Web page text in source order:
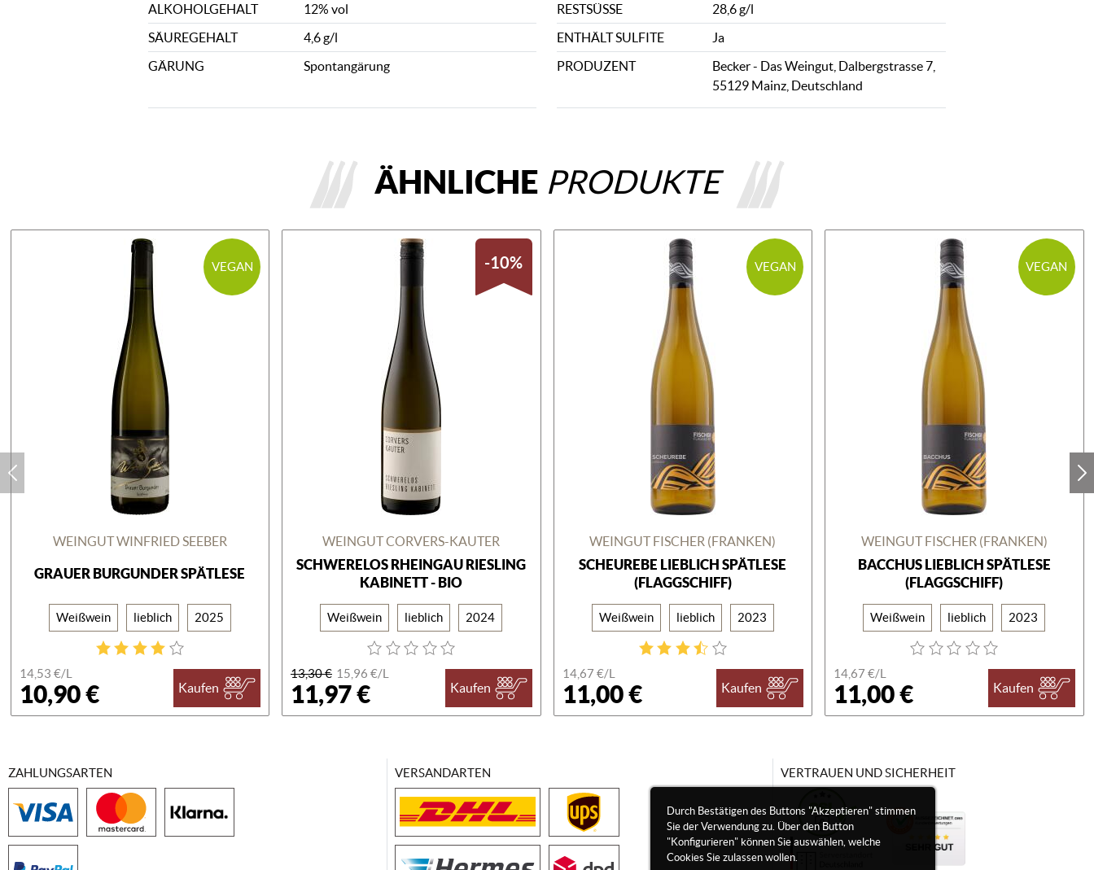
ALKOHOLGEHALT
12% vol RESTSÜSSE
28,6 g/l
SÄUREGEHALT
4,6 g/l ENTHÄLT SULFITE
Ja
GÄRUNG
Spontangärung PRODUZENT
Becker - Das Weingut, Dalbergstrasse 7,
55129 Mainz, Deutschland
ÄHNLICHE PRODUKTE
VEGAN
WEINGUT WINFRIED SEEBER
GRAUER BURGUNDER SPÄTLESE
Weißwein lieblich 2025
14,53 €/L
10,90 € Kaufen
-10%
WEINGUT CORVERS-KAUTER
SCHWERELOS RHEINGAU RIESLING
KABINETT - BIO
Weißwein lieblich 2024
13,30 € 15,96 €/L
11,97 € Kaufen
VEGAN
WEINGUT FISCHER (FRANKEN)
SCHEUREBE LIEBLICH SPÄTLESE
(FLAGGSCHIFF)
Weißwein lieblich 2023
14,67 €/L
11,00 € Kaufen
VEGAN
WEINGUT FISCHER (FRANKEN)
BACCHUS LIEBLICH SPÄTLESE
(FLAGGSCHIFF)
Weißwein lieblich 2023
14,67 €/L
11,00 € Kaufen
Durch Bestätigen des Buttons "Akzeptieren" stimmen
Sie der Verwendung zu. Über den Button
"Konfigurieren" können Sie auswählen, welche
Cookies Sie zulassen wollen.
ZAHLUNGSARTEN VERSANDARTEN VERTRAUEN UND SICHERHEIT